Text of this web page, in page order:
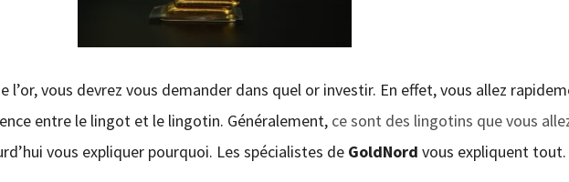
l’or, vous devrez vous demander dans quel or investir. En effet, vous allez
entre le lingot et le lingotin. Généralement, ce sont des lingotins que vous
vous expliquer pourquoi. Les spécialistes de GoldNord vous expliquent tout.